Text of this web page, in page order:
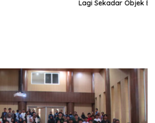
Lagi Sekadar Objek Estetika